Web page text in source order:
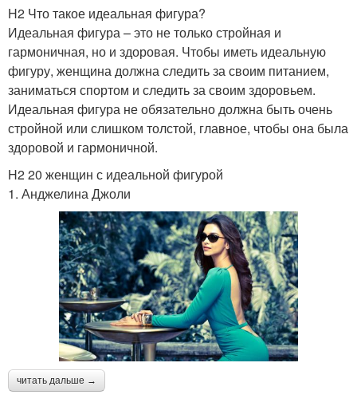
H2 Что такое идеальная фигура?
Идеальная фигура – это не только стройная и
гармоничная, но и здоровая. Чтобы иметь идеальную
фигуру, женщина должна следить за своим питанием,
заниматься спортом и следить за своим здоровьем.
Идеальная фигура не обязательно должна быть очень
стройной или слишком толстой, главное, чтобы она была
здоровой и гармоничной.
H2 20 женщин с идеальной фигурой
1. Анджелина Джоли
читать дальше →